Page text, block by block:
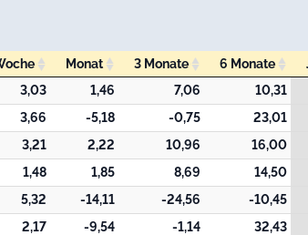
Monat 3 Monate 6 Monate
Woche Monat 3 Monate 6 Monate
3,03 1,46 7,06 10,31
3,66 -5,18 -0,75 23,01
3,21 2,22 10,96 16,00
1,48 1,85 8,69 14,50
5,32 -14,11 -24,56 -10,45
2,17 -9,54 -1,14 32,43